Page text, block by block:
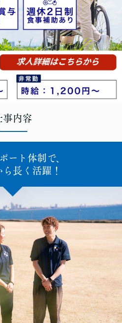
事内容
ート体制で、
長く活躍！